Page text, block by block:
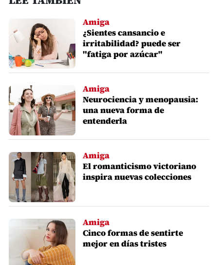
Amiga
¿Sientes cansancio e
irritabilidad? puede ser
"fatiga por azúcar"
Amiga
Neurociencia y menopausia:
una nueva forma de
entenderla
Amiga
El romanticismo victoriano
inspira nuevas colecciones
Amiga
Cinco formas de sentirte
mejor en días tristes